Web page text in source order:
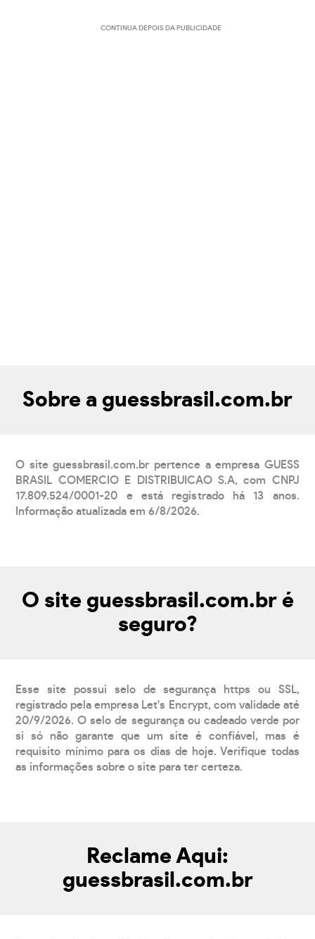
CONTINUA DEPOIS DA PUBLICIDADE
Sobre a guessbrasil.com.br
O site guessbrasil.com.br pertence a empresa GUESS
BRASIL COMERCIO E DISTRIBUICAO S.A, com CNPJ
17.809.524/0001-20 e está registrado há 13 anos.
Informação atualizada em 6/8/2026.
O site guessbrasil.com.br é
seguro?
Esse site possui selo de segurança https ou SSL,
registrado pela empresa Let's Encrypt, com validade até
20/9/2026. O selo de segurança ou cadeado verde por
si só não garante que um site é confiável, mas é
requisito mínimo para os dias de hoje. Verifique todas
as informações sobre o site para ter certeza.
Reclame Aqui:
guessbrasil.com.br